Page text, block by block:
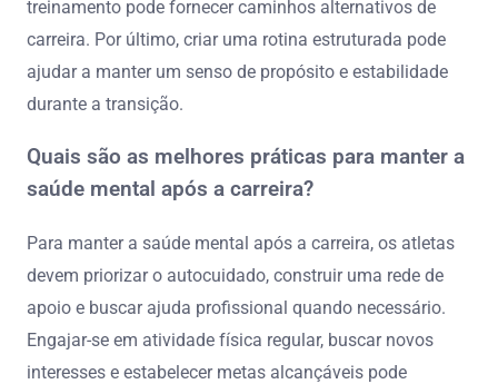
treinamento pode fornecer caminhos alternativos de
carreira. Por último, criar uma rotina estruturada pode
ajudar a manter um senso de propósito e estabilidade
durante a transição.
Quais são as melhores práticas para manter a
saúde mental após a carreira?
Para manter a saúde mental após a carreira, os atletas
devem priorizar o autocuidado, construir uma rede de
apoio e buscar ajuda profissional quando necessário.
Engajar-se em atividade física regular, buscar novos
interesses e estabelecer metas alcançáveis pode